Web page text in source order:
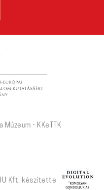
- KKeTTK
Kft. készítette